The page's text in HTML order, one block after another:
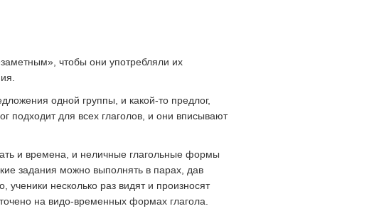
чтобы они употребляли их
одной группы, и какой-то предлог,
подходит для всех глаголов, и они вписывают
и времена, и неличные глагольные формы
задания можно выполнять в парах, дав
несколько раз видят и произносят
на видо-временных формах глагола.